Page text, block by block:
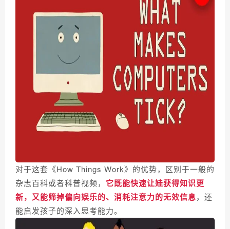
对于这套《How Things Work》的优势， 区别于一般的
杂志百科或者科普视频， 它既能快速让娃获得知识更
新，又能筛掉偏向娱乐的、消耗注意力的无效信息，还
能启发孩子的深入思考能力。